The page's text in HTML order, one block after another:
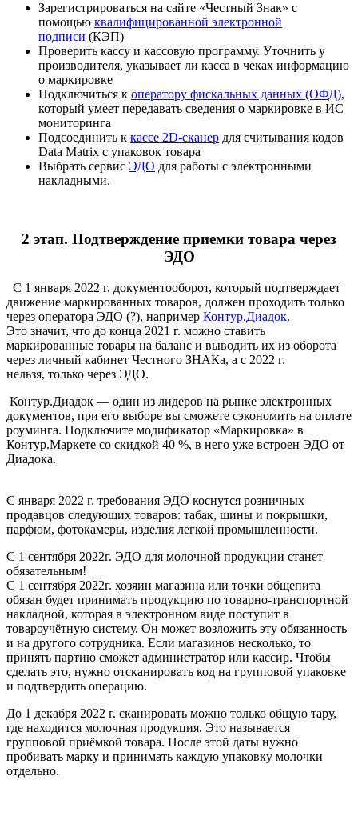
Зарегистрироваться на сайте «Честный Знак» с
помощью квалифицированной электронной
подписи (КЭП)
Проверить кассу и кассовую программу. Уточнить у
производителя, указывает ли касса в чеках информацию
о маркировке
Подключиться к оператору фискальных данных (ОФД),
который умеет передавать сведения о маркировке в ИС
мониторинга
Подсоединить к кассе 2D-сканер для считывания кодов
Data Matrix с упаковок товара
Выбрать сервис ЭДО для работы с электронными
накладными.
2 этап. Подтверждение приемки товара через
ЭДО
С 1 января 2022 г. документооборот, который подтверждает
движение маркированных товаров, должен проходить только
через оператора ЭДО (?), например Контур.Диадок.
Это значит, что до конца 2021 г. можно ставить
маркированные товары на баланс и выводить их из оборота
через личный кабинет Честного ЗНАКа, а с 2022 г.
нельзя, только через ЭДО.
Контур.Диадок — один из лидеров на рынке электронных
документов, при его выборе вы сможете сэкономить на оплате
роуминга. Подключите модификатор «Маркировка» в
Контур.Маркете со скидкой 40 %, в него уже встроен ЭДО от
Диадока.
С января 2022 г. требования ЭДО коснутся розничных
продавцов следующих товаров: табак, шины и покрышки,
парфюм, фотокамеры, изделия легкой промышленности.
С 1 сентября 2022г. ЭДО для молочной продукции станет
обязательным!
С 1 сентября 2022г. хозяин магазина или точки общепита
обязан будет принимать продукцию по товарно-транспортной
накладной, которая в электронном виде поступит в
товароучётную систему. Он может возложить эту обязанность
и на другого сотрудника. Если магазинов несколько, то
принять партию сможет администратор или кассир. Чтобы
сделать это, нужно отсканировать код на групповой упаковке
и подтвердить операцию.
До 1 декабря 2022 г. сканировать можно только общую тару,
где находится молочная продукция. Это называется
групповой приёмкой товара. После этой даты нужно
пробивать марку и принимать каждую упаковку молочки
отдельно.